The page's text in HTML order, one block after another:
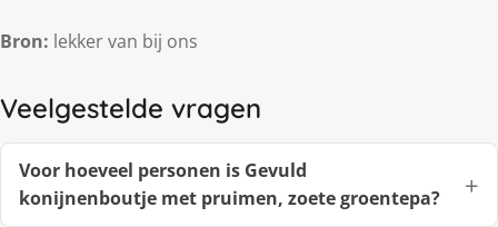
Bron: lekker van bij ons
Veelgestelde vragen
Voor hoeveel personen is Gevuld
konijnenboutje met pruimen, zoete groentepa?